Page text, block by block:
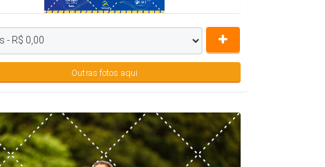
Outras fotos aqui